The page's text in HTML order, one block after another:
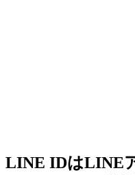
LINE IDはLINE